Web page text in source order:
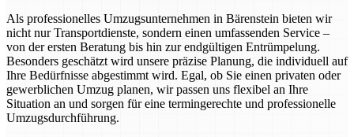
Als professionelles Umzugsunternehmen in Bärenstein bieten wir
nicht nur Transportdienste, sondern einen umfassenden Service –
von der ersten Beratung bis hin zur endgültigen Entrümpelung.
Besonders geschätzt wird unsere präzise Planung, die individuell auf
Ihre Bedürfnisse abgestimmt wird. Egal, ob Sie einen privaten oder
gewerblichen Umzug planen, wir passen uns flexibel an Ihre
Situation an und sorgen für eine termingerechte und professionelle
Umzugsdurchführung.